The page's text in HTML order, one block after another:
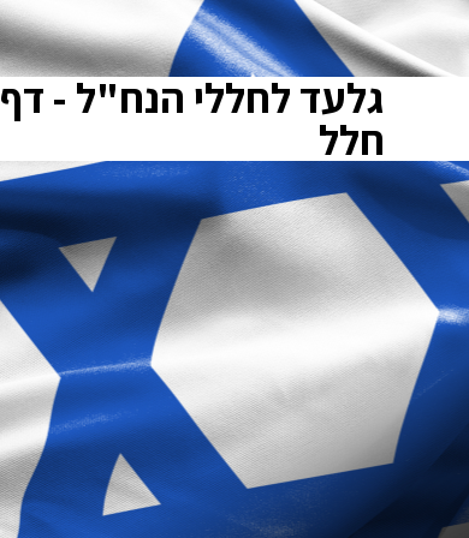
גלעד לחללי הנח"ל - דף
חלל